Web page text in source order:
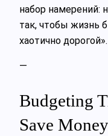
набор намерений:
так, чтобы жизнь
хаотично дорогой».
—
Budgeting
Save